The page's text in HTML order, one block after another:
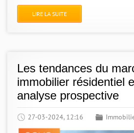
LIRE LA SUITE
Les tendances du
immobilier résidentiel
analyse prospective
27-03-2024, 12:16